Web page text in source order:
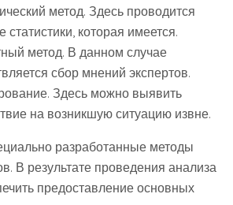
метод. Здесь проводится
статистики, которая имеется.
метод. В данном случае
сбор мнений экспертов.
Здесь можно выявить
на возникшую ситуацию извне.
разработанные методы
В результате проведения анализа
предоставление основных